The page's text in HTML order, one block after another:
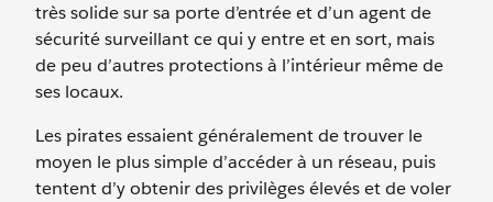
très solide sur sa porte d’entrée et d’un agent de
sécurité surveillant ce qui y entre et en sort, mais
de peu d’autres protections à l’intérieur même de
ses locaux.
Les pirates essaient généralement de trouver le
moyen le plus simple d’accéder à un réseau, puis
tentent d’y obtenir des privilèges élevés et de voler